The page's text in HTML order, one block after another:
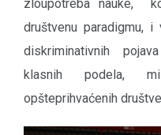
zloupotreba nauke,
društvenu paradigmu,
diskriminativnih
klasnih podela,
opšteprihvaćenih